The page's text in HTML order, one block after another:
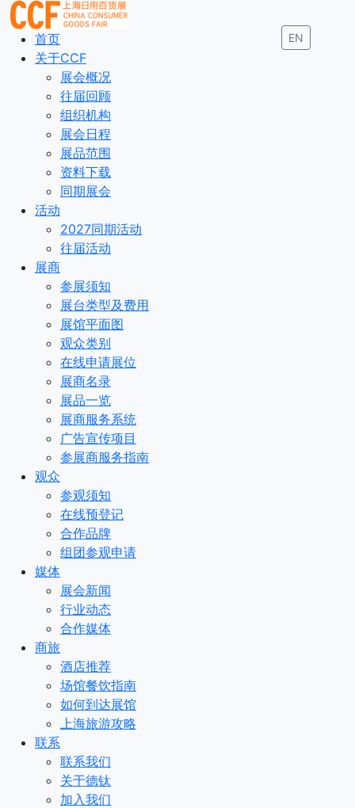
EN
首页
关于CCF
展会概况
往届回顾
组织机构
展会日程
展品范围
资料下载
同期展会
活动
2027同期活动
往届活动
展商
参展须知
展台类型及费用
展馆平面图
观众类别
在线申请展位
展商名录
展品一览
展商服务系统
广告宣传项目
参展商服务指南
观众
参观须知
在线预登记
合作品牌
组团参观申请
媒体
展会新闻
行业动态
合作媒体
商旅
酒店推荐
场馆餐饮指南
如何到达展馆
上海旅游攻略
联系
联系我们
关于德钛
加入我们